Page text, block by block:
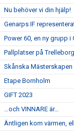
Nu behöver vi din hjälp!
Genarps IF
Power 60, en ny grupp i
Pallplatser på
Skånska Mästerskapen
Etape Bornholm
GIFT 2023
…och VINNARE är…
Äntligen kom värmen,